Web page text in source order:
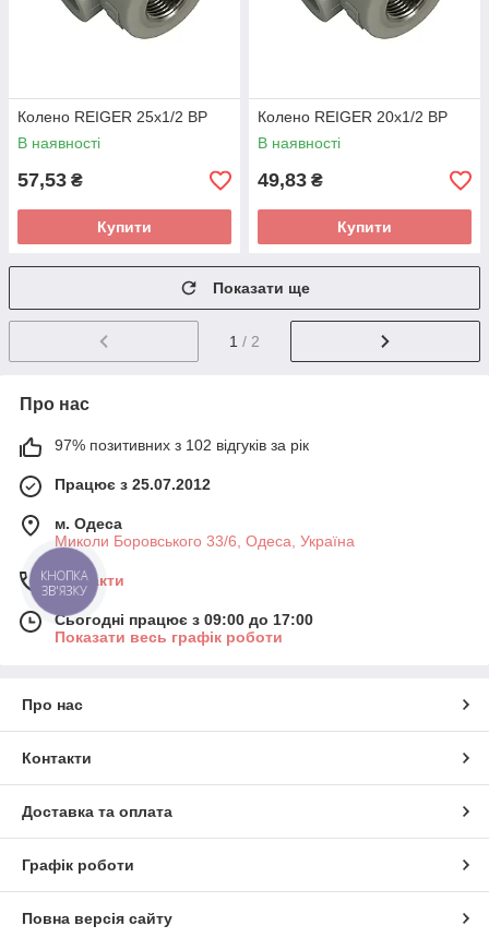
Колено REIGER 25х1/2 ВР
В наявності
57,53 ₴
Купити
Колено REIGER 20х1/2 ВР
В наявності
49,83 ₴
Купити
Показати ще
1 / 2
Про нас
97% позитивних з 102 відгуків за рік
Працює з 25.07.2012
м. Одеса
Миколи Боровського 33/6, Одеса, Україна
Контакти
Сьогодні працює з 09:00 до 17:00
Показати весь графік роботи
Про нас
Контакти
Доставка та оплата
Графік роботи
Повна версія сайту
КНОПКА
ЗВ'ЯЗКУ